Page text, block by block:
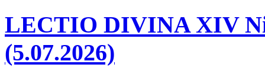
LECTIO DIVINA XIV
(5.07.2026)